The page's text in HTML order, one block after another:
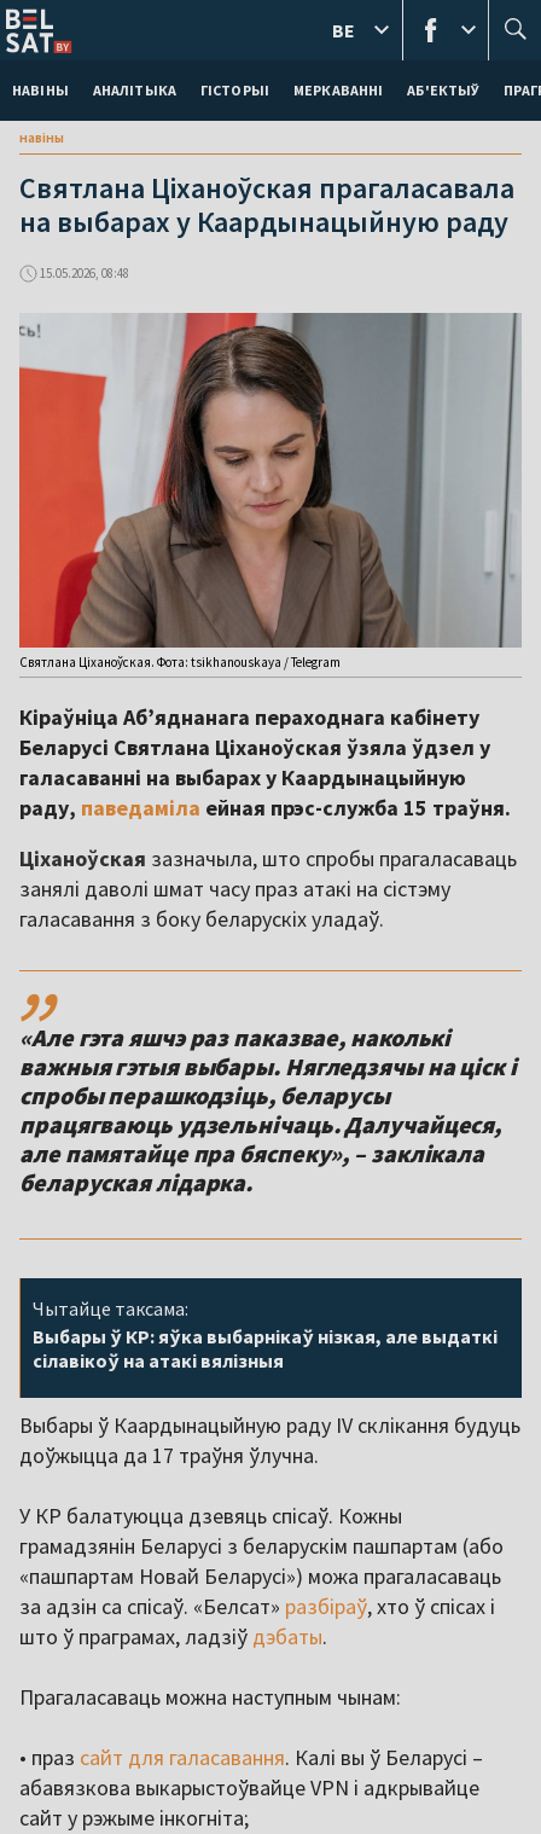
НАВІНЫ АНАЛІТЫКА ГІСТОРЫІ МЕРКАВАННI АБ'ЕКТЫЎ
BE
навіны
Святлана Ціханоўская прагаласавала
на выбарах у Каардынацыйную раду
15.05.2026, 08:48
Святлана Ціханоўская. Фота: tsikhanouskaya / Telegram
Кіраўніца Аб’яднанага пераходнага кабінету
Беларусі Святлана Ціханоўская ўзяла ўдзел у
галасаванні на выбарах у Каардынацыйную
раду, паведаміла ейная прэс-служба 15 траўня.
Ціханоўская зазначыла, што спробы прагаласаваць
занялі даволі шмат часу праз атакі на сістэму
галасавання з боку беларускіх уладаў.
,,
«Але гэта яшчэ раз паказвае, наколькі
важныя гэтыя выбары. Нягледзячы на ціск і
спробы перашкодзіць, беларусы
працягваюць удзельнічаць. Далучайцеся,
але памятайце пра бяспеку», – заклікала
беларуская лідарка.
Чытайце таксама:
Выбары ў КР: яўка выбарнікаў нізкая, але выдаткі
сілавікоў на атакі вялізныя
Выбары ў Каардынацыйную раду IV склікання будуць
доўжыцца да 17 траўня ўлучна.
У КР балатуюцца дзевяць спісаў. Кожны
грамадзянін Беларусі з беларускім пашпартам (або
«пашпартам Новай Беларусі») можа прагаласаваць
за адзін са спісаў. «Белсат» разбіраў, хто ў спісах і
што ў праграмах, ладзіў дэбаты.
Прагаласаваць можна наступным чынам:
• праз сайт для галасавання. Калі вы ў Беларусі –
абавязкова выкарыстоўвайце VPN і адкрывайце
сайт у рэжыме інкогніта;